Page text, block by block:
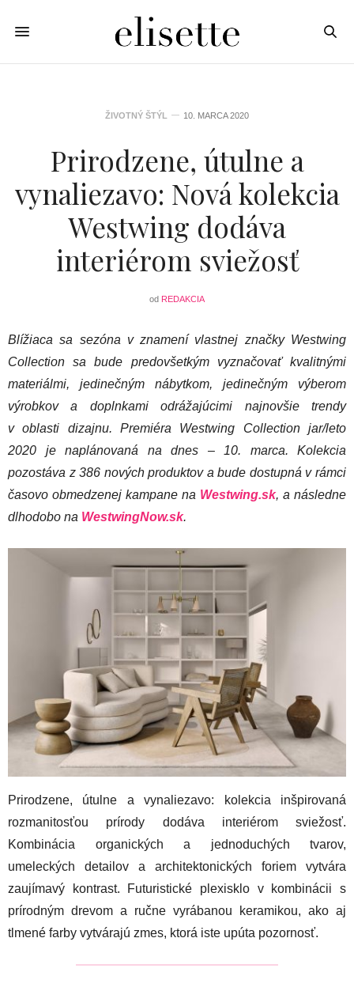
ŽIVOTNÝ ŠTÝL 10. MARCA 2020
Prirodzene, útulne a
vynaliezavo: Nová kolekcia
Westwing dodáva
interiérom sviežosť
od REDAKCIA
Blížiaca sa sezóna v znamení vlastnej značky Westwing
Collection sa bude predovšetkým vyznačovať kvalitnými
materiálmi, jedinečným nábytkom, jedinečným výberom
výrobkov a doplnkami odrážajúcimi najnovšie trendy
v oblasti dizajnu. Premiéra Westwing Collection jar/leto
2020 je naplánovaná na dnes – 10. marca.
Kolekcia
pozostáva z 386 nových produktov a bude dostupná v rámci
časovo obmedzenej kampane na Westwing.sk, a následne
dlhodobo na WestwingNow.sk.
Prirodzene, útulne a vynaliezavo: kolekcia inšpirovaná
rozmanitosťou prírody dodáva interiérom sviežosť.
Kombinácia organických a jednoduchých tvarov,
umeleckých detailov a architektonických foriem vytvára
zaujímavý kontrast. Futuristické plexisklo v kombinácii s
prírodným drevom a ručne vyrábanou keramikou, ako aj
tlmené farby vytvárajú zmes, ktorá iste upúta pozornosť.